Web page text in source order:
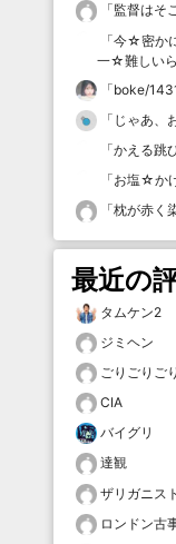
「監督はそ
「今☆密か
一☆難しい
「boke/
「 じゃあ、
「かえる跳
「お塩☆か
「枕が赤く
最近の
タムケン2
ジミヘン
ごりごりご
CIA
バイグリ
達観
ザリガニス
ロンドン古